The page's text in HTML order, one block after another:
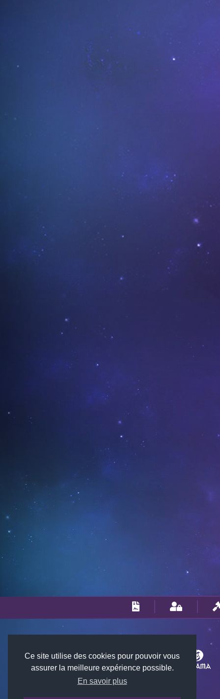
Ce site utilise des cookies pour pouvoir vous
assurer la meilleure expérience possible.
En savoir plus